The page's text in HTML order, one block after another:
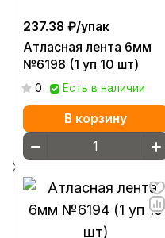
237.38 ₽/упак
Атласная лента 6мм
№6198 (1 уп 10 шт)
0 Есть в наличии
В корзину